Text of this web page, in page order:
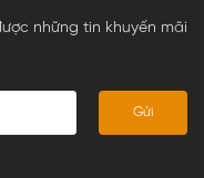
những tin khuyến mãi
Gửi